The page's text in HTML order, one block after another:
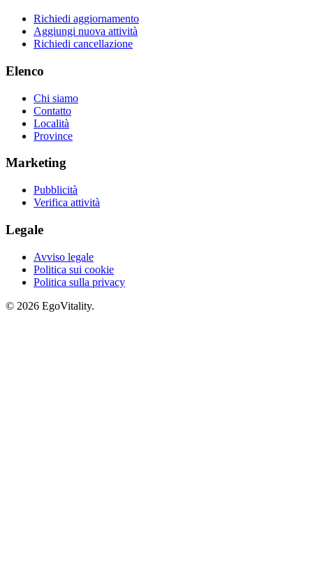
Richiedi aggiornamento
Aggiungi nuova attività
Richiedi cancellazione
Elenco
Chi siamo
Contatto
Località
Province
Marketing
Pubblicità
Verifica attività
Legale
Avviso legale
Politica sui cookie
Politica sulla privacy
© 2026 EgoVitality.